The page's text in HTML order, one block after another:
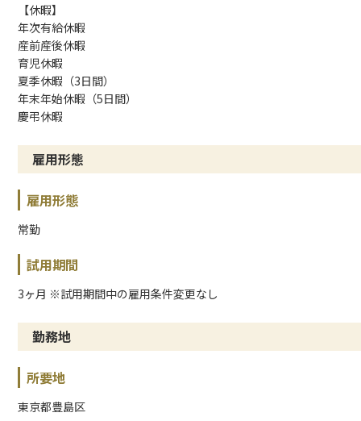
【休暇】
年次有給休暇
産前産後休暇
育児休暇
夏季休暇（3日間）
年末年始休暇（5日間）
慶弔休暇
雇用形態
雇用形態
常勤
試用期間
3ヶ月 ※試用期間中の雇用条件変更なし
勤務地
所要地
東京都豊島区